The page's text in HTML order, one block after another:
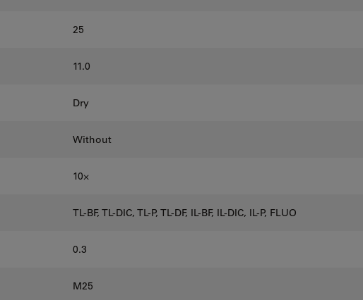
25
11.0
Dry
Without
10⨉
TL-BF, TL-DIC, TL-P, TL-DF, IL-BF, IL-DIC, IL-P, FLUO
0.3
M25